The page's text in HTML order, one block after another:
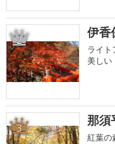
2 伊香
ライト
美しい
3 那須
紅葉の